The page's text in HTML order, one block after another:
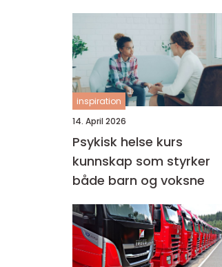
inspiration
14. April 2026
Psykisk helse kurs
kunnskap som styrker
både barn og voksne